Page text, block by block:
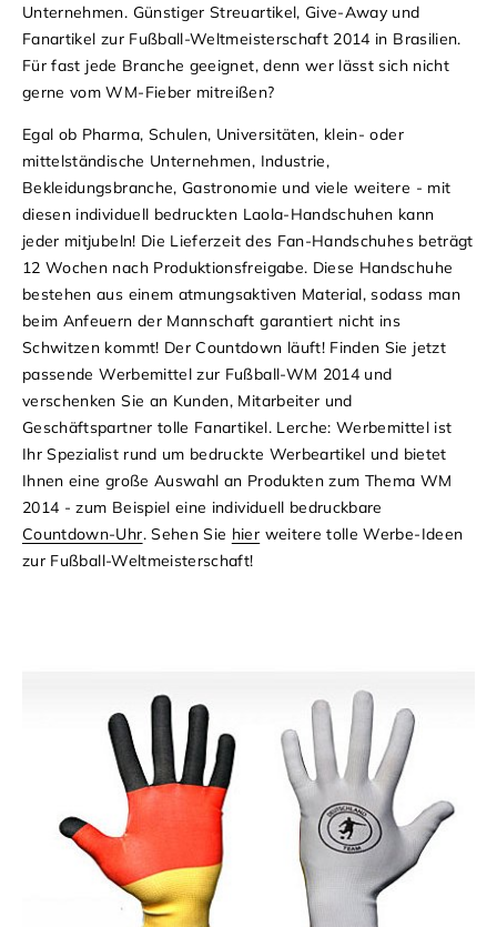
Unternehmen. Günstiger Streuartikel, Give-Away und
Fanartikel zur Fußball-Weltmeisterschaft 2014 in Brasilien.
Für fast jede Branche geeignet, denn wer lässt sich nicht
gerne vom WM-Fieber mitreißen?
Egal ob Pharma, Schulen, Universitäten, klein- oder
mittelständische Unternehmen, Industrie,
Bekleidungsbranche, Gastronomie und viele weitere - mit
diesen individuell bedruckten Laola-Handschuhen kann
jeder mitjubeln! Die Lieferzeit des Fan-Handschuhes beträgt
12 Wochen nach Produktionsfreigabe. Diese Handschuhe
bestehen aus einem atmungsaktiven Material, sodass man
beim Anfeuern der Mannschaft garantiert nicht ins
Schwitzen kommt! Der Countdown läuft! Finden Sie jetzt
passendeWerbemittel zur Fußball-WM 2014 und
verschenken Sie an Kunden, Mitarbeiter und
Geschäftspartner tolle Fanartikel. Lerche: Werbemittel ist
Ihr Spezialist rund um bedruckte Werbeartikel und bietet
Ihnen eine große Auswahl an Produkten zum Thema WM
2014 - zum Beispiel eine individuell bedruckbare
Countdown-Uhr.Sehen Sie hier weitere tolleWerbe-Ideen
zur Fußball-Weltmeisterschaft!